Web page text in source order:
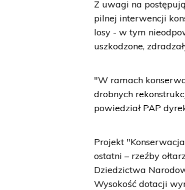
Z uwagi na
pilnej interwencji
losy - w tym
uszkodzone,
"W ramach
drobnych
powiedział PAP
Projekt
ostatni – rzeźby
Dziedzictwa
Wysokość dotacji